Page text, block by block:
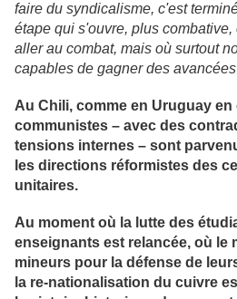
faire du syndicalisme, c'est
étape qui s'ouvre, plus
aller au combat, mais où surtout
capables de gagner des
Au Chili, comme en Uruguay en
communistes – avec des
tensions internes – sont
les directions réformistes des
unitaires.
Au moment où la lutte des
enseignants est relancée, où le
mineurs pour la défense de
la re-nationalisation du cuivre